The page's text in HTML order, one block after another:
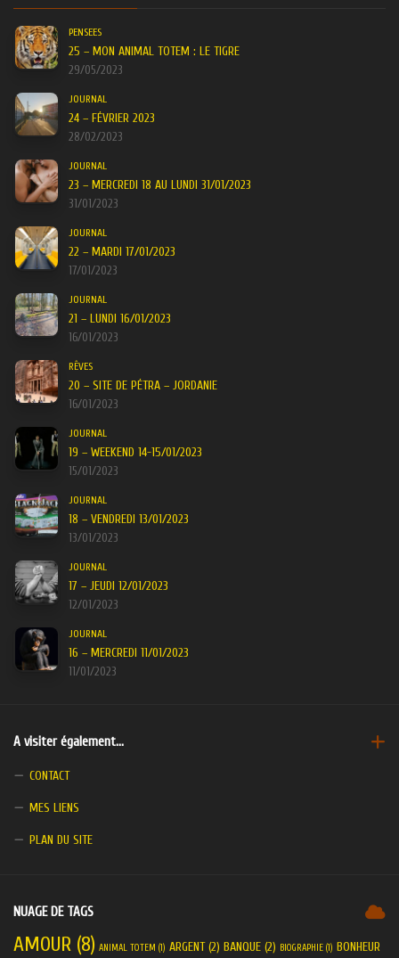
PENSEES
25 – MON ANIMAL TOTEM : LE TIGRE
29/05/2023
JOURNAL
24 – FÉVRIER 2023
28/02/2023
JOURNAL
23 – MERCREDI 18 AU LUNDI 31/01/2023
31/01/2023
JOURNAL
22 – MARDI 17/01/2023
17/01/2023
JOURNAL
21 – LUNDI 16/01/2023
16/01/2023
RÊVES
20 – SITE DE PÉTRA – JORDANIE
16/01/2023
JOURNAL
19 – WEEKEND 14-15/01/2023
15/01/2023
JOURNAL
18 – VENDREDI 13/01/2023
13/01/2023
JOURNAL
17 – JEUDI 12/01/2023
12/01/2023
JOURNAL
16 – MERCREDI 11/01/2023
11/01/2023
A visiter également…
CONTACT
MES LIENS
PLAN DU SITE
NUAGE DE TAGS
AMOUR (8) ANIMAL TOTEM (1) ARGENT(2) BANQUE (2) BIOGRAPHIE (1) BONHEUR